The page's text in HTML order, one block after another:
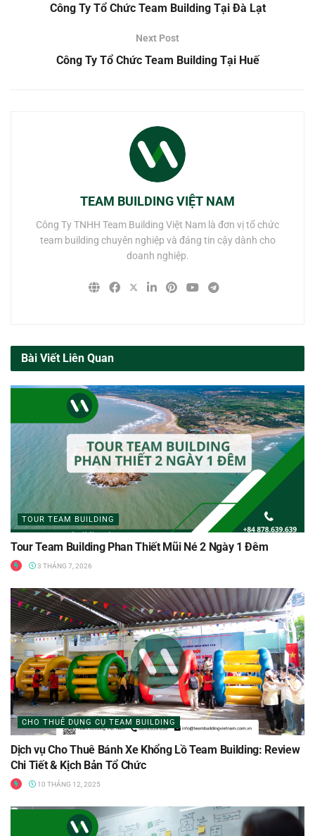
Công Ty Tổ Chức Team Building Tại Đà Lạt
Next Post
Công Ty Tổ Chức Team Building Tại Huế
TEAM BUILDING VIỆT NAM
Công Ty TNHH Team Building Việt Nam là đơn vị tổ chức
team building chuyên nghiệp và đáng tin cậy dành cho
doanh nghiệp.
Bài Viết Liên Quan
TOUR TEAM BUILDING
Tour Team Building Phan Thiết Mũi Né 2 Ngày 1 Đêm
3 THÁNG 7, 2026
CHO THUÊ DỤNG CỤ TEAM BUILDING
Dịch vụ Cho Thuê Bánh Xe Khổng Lồ Team Building: Review
Chi Tiết & Kịch Bản Tổ Chức
10 THÁNG 12, 2025